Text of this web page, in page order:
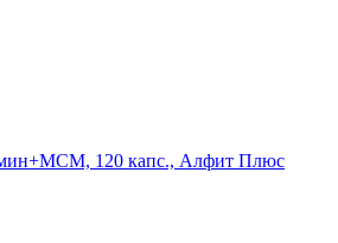
120 капс., Алфит Плюс